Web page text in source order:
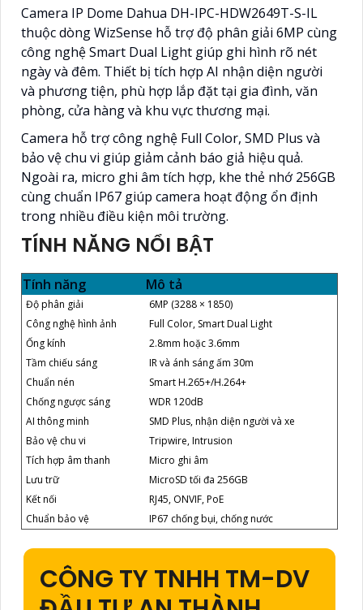
Camera IP Dome Dahua DH-IPC-HDW2649T-S-IL
thuộc dòng WizSense hỗ trợ độ phân giải 6MP cùng
công nghệ Smart Dual Light giúp ghi hình rõ nét
ngày và đêm. Thiết bị tích hợp AI nhận diện người
và phương tiện, phù hợp lắp đặt tại gia đình, văn
phòng, cửa hàng và khu vực thương mại.
Camera hỗ trợ công nghệ Full Color, SMD Plus và
bảo vệ chu vi giúp giảm cảnh báo giả hiệu quả.
Ngoài ra, micro ghi âm tích hợp, khe thẻ nhớ 256GB
cùng chuẩn IP67 giúp camera hoạt động ổn định
trong nhiều điều kiện môi trường.
TÍNH NĂNG NỔI BẬT
Tính năng Mô tả
Độ phân giải
6MP (3288 × 1850)
Công nghệ hình ảnh
Full Color, Smart Dual Light
Ống kính
2.8mm hoặc 3.6mm
Tầm chiếu sáng
IR và ánh sáng ấm 30m
Chuẩn nén
Smart H.265+/H.264+
Chống ngược sáng
WDR 120dB
AI thông minh
SMD Plus, nhận diện người và xe
Bảo vệ chu vi
Tripwire, Intrusion
Tích hợp âm thanh
Micro ghi âm
Lưu trữ
MicroSD tối đa 256GB
Kết nối
RJ45, ONVIF, PoE
Chuẩn bảo vệ
IP67 chống bụi, chống nước
CÔNG TY TNHH TM-DV